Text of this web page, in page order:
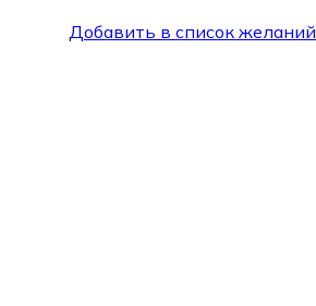
Добавить в список желаний